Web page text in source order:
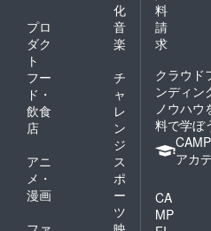
化
プロ
ダク
ト
音
楽
フー
ド・
飲食
店
チ
ャ
レ
ン
ジ
アニ
メ・
漫画
ス
ポ
ー
ツ
料
請
求
クラウド
ンディン
ノウハウ
料で学ぼ
アカ
CA
MP